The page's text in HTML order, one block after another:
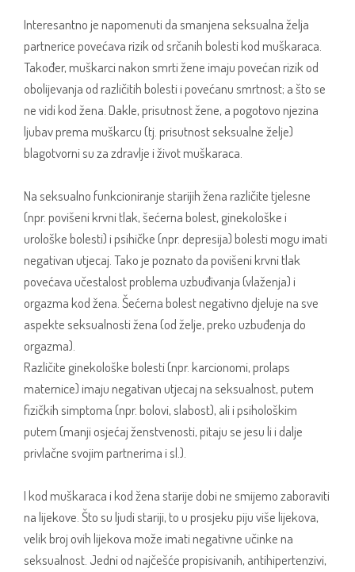
Interesantno je napomenuti da smanjena seksualna želja
partnerice povećava rizik od srčanih bolesti kod muškaraca.
Također, muškarci nakon smrti žene imaju povećan rizik od
obolijevanja od različitih bolesti i povećanu smrtnost; a što se
ne vidi kod žena. Dakle, prisutnost žene, a pogotovo njezina
ljubav prema muškarcu (tj. prisutnost seksualne želje)
blagotvorni su za zdravlje i život muškaraca.
Na seksualno funkcioniranje starijih žena različite tjelesne
(npr. povišeni krvni tlak, šećerna bolest, ginekološke i
urološke bolesti) i psihičke (npr. depresija) bolesti mogu imati
negativan utjecaj. Tako je poznato da povišeni krvni tlak
povećava učestalost problema uzbuđivanja (vlaženja) i
orgazma kod žena. Šećerna bolest negativno djeluje na sve
aspekte seksualnosti žena (od želje, preko uzbuđenja do
orgazma).
Različite ginekološke bolesti (npr. karcionomi, prolaps
maternice) imaju negativan utjecaj na seksualnost, putem
fizičkih simptoma (npr. bolovi, slabost), ali i psihološkim
putem (manji osjećaj ženstvenosti, pitaju se jesu li i dalje
privlačne svojim partnerima i sl.).
I kod muškaraca i kod žena starije dobi ne smijemo zaboraviti
na lijekove. Što su ljudi stariji, to u prosjeku piju više lijekova,
velik broj ovih lijekova može imati negativne učinke na
seksualnost. Jedni od najčešće propisivanih, antihipertenzivi,